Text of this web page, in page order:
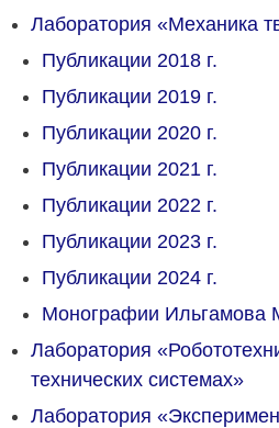
Лаборатория «Механика
Публикации 2018 г.
Публикации 2019 г.
Публикации 2020 г.
Публикации 2021 г.
Публикации 2022 г.
Публикации 2023 г.
Публикации 2024 г.
Монографии Ильгамова
Лаборатория
технических системах»
Лаборатория